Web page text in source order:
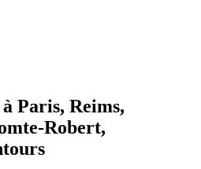
Paris, Reims,
Robert,